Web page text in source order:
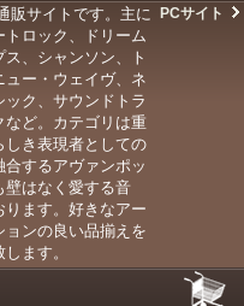
販サイトです。主に
ロック、ドリーム
、シャンソン、ト
ー・ウェイヴ、ネ
ク、サウンドトラ
など。カテゴリは重
しき表現者としての
するアヴァンポッ
壁はなく愛する音
ます。好きなアー
ンの良い品揃えを
ます。
PCサイト